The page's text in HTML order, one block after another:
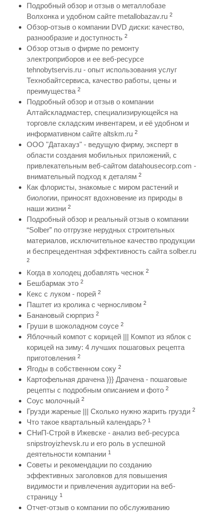
Подробный обзор и отзыв о металлобазе
Волхонка и удобном сайте metallobazav.ru 2
Обзор-отзыв о компании DVD диски: качество,
разнообразие и доступность 2
Обзор отзыв о фирме по ремонту
электроприборов и ее веб-ресурсе
tehnobytservis.ru - опыт использования услуг
Технобайтсервиса, качество работы, цены и
преимущества 2
Подробный обзор и отзыв о компании
Алтайскладмастер, специализирующейся на
торговле складским инвентарем, и её удобном и
информативном сайте altskm.ru 2
ООО "Датахауз" - ведущую фирму, эксперт в
области создания мобильных приложений, с
привлекательным веб-сайтом datahousecorp.com -
внимательный подход к деталям 2
Как флористы, знакомые с миром растений и
биологии, приносят вдохновение из природы в
наши жизни 2
Подробный обзор и реальный отзыв о компании
“Solber” по отгрузке нерудных строительных
материалов, исключительное качество продукции
и беспрецедентная эффективность сайта solber.ru
2
Когда в холодец добавлять чеснок 2
Бешбармак это 2
Кекс с луком - порей 2
Паштет из кролика с черносливом 2
Банановый сюрприз 2
Груши в шоколадном соусе 2
Яблочный компот с корицей ||| Компот из яблок с
корицей на зиму: 4 лучших пошаговых рецепта
приготовления 2
Ягоды в собственном соку 2
Картофельная драчена }}} Драчена - пошаговые
рецепты с подробным описанием и фото 2
Соус молочный 2
Грузди жареные ||| Сколько нужно жарить грузди 2
Что такое квартальный календарь? 1
СНиП-Строй в Ижевске - анализ веб-ресурса
snipstroyizhevsk.ru и его роль в успешной
деятельности компании 1
Советы и рекомендации по созданию
эффективных заголовков для повышения
видимости и привлечения аудитории на веб-
страницу 1
Отчет-отзыв о компании по обслуживанию